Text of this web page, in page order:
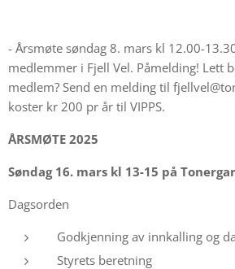
- Årsmøte søndag 8. mars kl 12.00-
medlemmer i Fjell Vel. Påmelding! Lett
medlem? Send en melding til
koster kr 200 pr år til VIPPS.
ÅRSMØTE 2025
Søndag 16. mars kl 13-15 på
Dagsorden
Godkjenning av innkalling og
Styrets beretning